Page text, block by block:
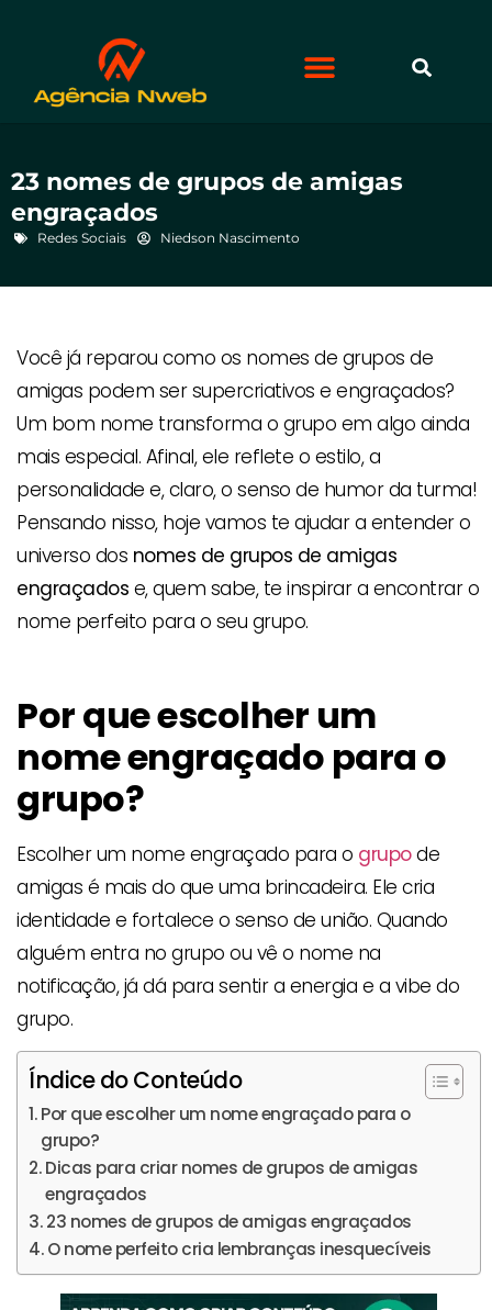
23 nomes de grupos de amigas
engraçados
Redes Sociais Niedson Nascimento
Você já reparou como os nomes de grupos de
amigas podem ser supercriativos e engraçados?
Um bom nome transforma o grupo em algo ainda
mais especial. Afinal, ele reflete o estilo, a
personalidade e, claro, o senso de humor da turma!
Pensando nisso, hoje vamos te ajudar a entender o
universo dos nomes de grupos de amigas
engraçados e, quem sabe, te inspirar a encontrar o
nome perfeito para o seu grupo.
Por que escolher um
nome engraçado para o
grupo?
Escolher um nome engraçado para o grupode
amigas é mais do que uma brincadeira. Ele cria
identidade e fortalece o senso de união. Quando
alguém entra no grupo ou vê o nome na
notificação, já dá para sentir a energia e a vibe do
grupo.
Índice do Conteúdo
Por que escolher um nome engraçado para o
grupo?
Dicas para criar nomes de grupos de amigas
engraçados
23 nomes de grupos de amigas engraçados
O nome perfeito cria lembranças inesquecíveis